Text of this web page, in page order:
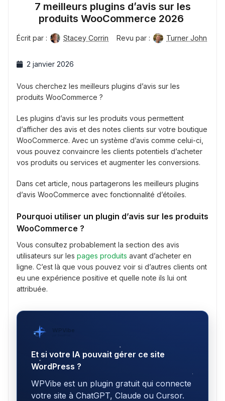
7 meilleurs plugins d’avis sur les
produits WooCommerce 2026
Écrit par : Stacey Corrin Revu par : Turner John
2 janvier 2026
Vous cherchez les meilleurs plugins d’avis sur les
produits WooCommerce ?
Les plugins d’avis sur les produits vous permettent
d’afficher des avis et des notes clients sur votre boutique
WooCommerce. Avec un système d’avis comme celui-ci,
vous pouvez convaincre les clients potentiels d’acheter
vos produits ou services et augmenter les conversions.
Dans cet article, nous partagerons les meilleurs plugins
d’avis WooCommerce avec fonctionnalité d’étoiles.
Pourquoi utiliser un plugin d’avis sur les produits
WooCommerce ?
Vous consultez probablement la section des avis
utilisateurs sur les pages produits avant d’acheter en
ligne. C’est là que vous pouvez voir si d’autres clients ont
eu une expérience positive et quelle note ils lui ont
attribuée.
WPVibe
Et si votre IA pouvait gérer ce site
WordPress ?
WPVibe est un plugin gratuit qui connecte
votre site à ChatGPT, Claude ou Cursor.